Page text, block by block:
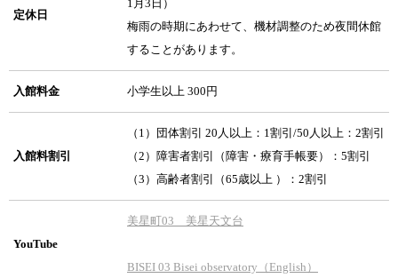
定休日
1月3日）
梅雨の時期にあわせて、機材調整のため夜間休館
することがあります。
入館料金 小学生以上 300円
入館料割引
（1）団体割引 20人以上：1割引/50人以上：2割引
（2）障害者割引（障害・療育手帳要）：5割引
（3）高齢者割引（65歳以上 ）：2割引
YouTube
美星町03 美星天文台
BISEI 03 Bisei observatory（English）